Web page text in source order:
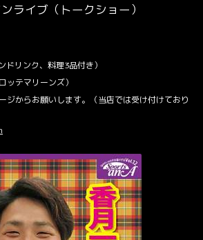
ライブ（トークショー）
ドリンク、料理3品付き）
ッテマリーンズ）
ジからお願いします。（当店では受け付けており